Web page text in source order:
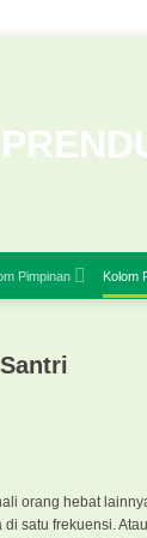
Pimpinan Kolom
orang hebat
satu frekuensi.